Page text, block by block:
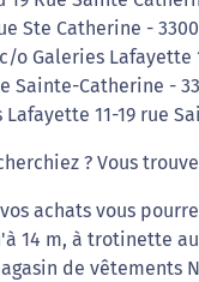
Ste Catherine -
o Galeries Lafayette
Sainte-Catherine -
11-19 rue
? Vous
achats vous
14 m, à trotinette
de vêtements